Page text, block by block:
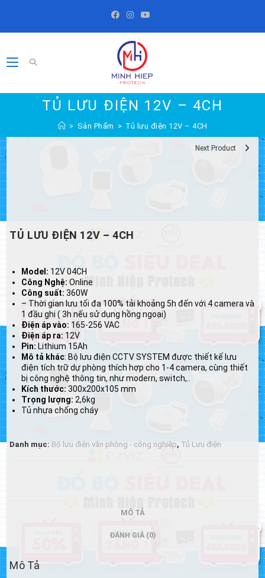
TỦ LƯU ĐIỆN 12V – 4CH
> Sản Phẩm > Tủ lưu điện 12V – 4CH
Next Product
TỦ LƯU ĐIỆN 12V – 4CH
Model: 12V 04CH
Công Nghệ: Online
Công suất: 360W
– Thời gian lưu tối đa 100% tải khoảng 5h đến với 4 camera và
1 đầu ghi ( 3h nếu sử dụng hồng ngoại)
Điện áp vào: 165-256 VAC
Điện áp ra: 12V
Pin: Lithium 15Ah
Mô tả khác: Bộ lưu điện CCTV SYSTEM được thiết kế lưu
điện tích trữ dự phòng thích hợp cho 1-4 camera, cùng thiết
bị công nghệ thông tin, như modern, switch,..
Kích thước: 300x200x105 mm
Trọng lượng: 2,6kg
Tủ nhựa chống cháy
Danh mục: Bộ lưu điện văn phòng - công nghiệp, Tủ Lưu điện
MÔ TẢ
ĐÁNH GIÁ (0)
Mô Tả